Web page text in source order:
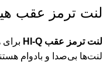
لنت ترمز عقب
لنت ترمز عقب HI-Q
لنت‌ها بی‌صدا و بادوام